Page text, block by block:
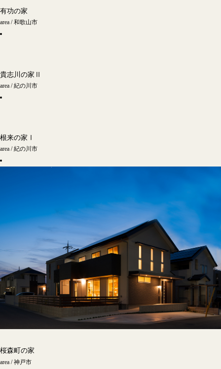
有功の家
area / 和歌山市
貴志川の家Ⅱ
area / 紀の川市
根来の家Ⅰ
area / 紀の川市
桜森町の家
area / 神戸市